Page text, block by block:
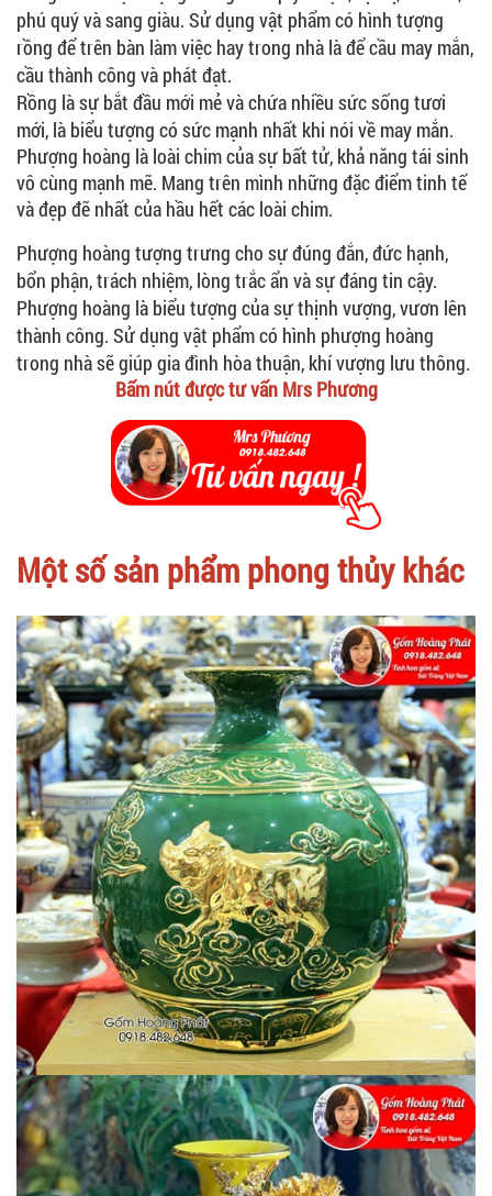
phú quý và sang giàu. Sử dụng vật phẩm có hình tượng
rồng để trên bàn làm việc hay trong nhà là để cầu may mắn,
cầu thành công và phát đạt.
Rồng là sự bắt đầu mới mẻ và chứa nhiều sức sống tươi
mới, là biểu tượng có sức mạnh nhất khi nói về may mắn.
Phượng hoàng là loài chim của sự bất tử, khả năng tái sinh
vô cùng mạnh mẽ. Mang trên mình những đặc điểm tinh tế
và đẹp đẽ nhất của hầu hết các loài chim.
Phượng hoàng tượng trưng cho sự đúng đắn, đức hạnh,
bổn phận, trách nhiệm, lòng trắc ẩn và sự đáng tin cậy.
Phượng hoàng là biểu tượng của sự thịnh vượng, vươn lên
thành công. Sử dụng vật phẩm có hình phượng hoàng
trong nhà sẽ giúp gia đình hòa thuận, khí vượng lưu thông.
Bấm nút được tư vấn Mrs Phương
Một số sản phẩm phong thủy khác